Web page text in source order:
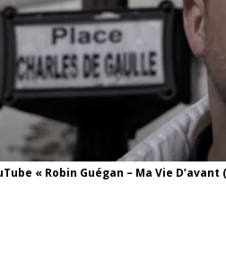
« Robin Guégan – Ma Vie